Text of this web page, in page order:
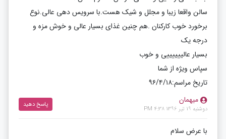
سالن واقعا زیبا و مجلل و شیک هست.با سرویس دهی عالی.نوع
برخورد خوب کارکنان .هم چنین غذای بسیار عالی و خوش مزه و
درجه یک
بسیار عالییییییی و خوب
سپاس ویژه از شما
تاریخ مراسم:۹۶/۴/۱۸
میهمان
دوشنبه 19 تیر 1396 4:38 PM
پاسخ دهید
با عرض سلام